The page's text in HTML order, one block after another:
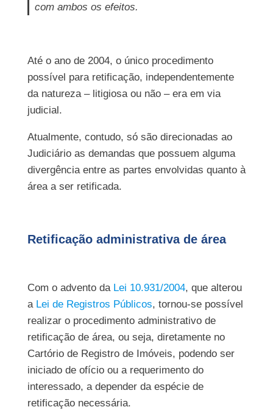
com ambos os efeitos.
Até o ano de 2004, o único procedimento
possível para retificação, independentemente
da natureza – litigiosa ou não – era em via
judicial.
Atualmente, contudo, só são direcionadas ao
Judiciário as demandas que possuem alguma
divergência entre as partes envolvidas quanto à
área a ser retificada.
Retificação administrativa de área
Com o advento da Lei 10.931/2004, que alterou
a Lei de Registros Públicos, tornou-se possível
realizar o procedimento administrativo de
retificação de área, ou seja, diretamente no
Cartório de Registro de Imóveis, podendo ser
iniciado de ofício ou a requerimento do
interessado, a depender da espécie de
retificação necessária.